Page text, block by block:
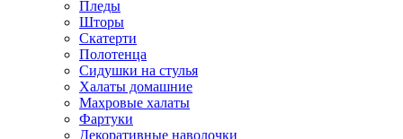
Пледы
Шторы
Скатерти
Полотенца
Сидушки на стулья
Халаты домашние
Махровые халаты
Фартуки
Декоративные наволочки